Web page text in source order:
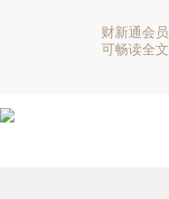
财新通会员
可畅读全文